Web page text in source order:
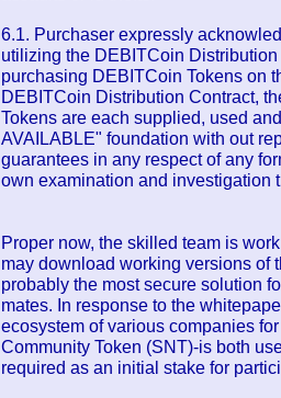
6.1. Purchaser expressly
utilizing the DEBITCoin
purchasing DEBITCoin Tokens on
DEBITCoin Distribution Contract,
Tokens are each supplied, used
AVAILABLE" foundation with out
guarantees in any respect of any
own examination and investigation
Proper now, the skilled team is
may download working versions of
probably the most secure solution
mates. In response to the
ecosystem of various companies
Community Token (SNT)-is both
required as an initial stake for